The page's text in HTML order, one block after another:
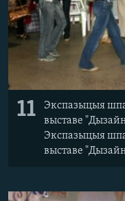
11
Экспазыцыя
выставе
Экспазыцыя
выставе